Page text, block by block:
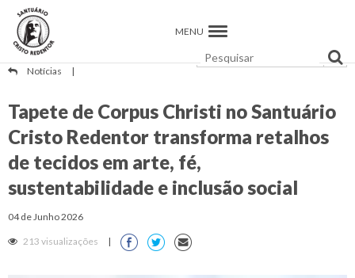
MENU
Notícias |
Tapete de Corpus Christi no Santuário
Cristo Redentor transforma retalhos
de tecidos em arte, fé,
sustentabilidade e inclusão social
04 de Junho 2026
213 visualizações |